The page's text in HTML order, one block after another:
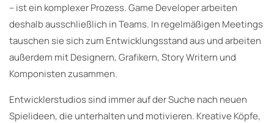
– ist ein komplexer Prozess. Game Developer arbeiten
deshalb ausschließlich in Teams. In regelmäßigen Meetings
tauschen sie sich zum Entwicklungsstand aus und arbeiten
außerdem mit Designern, Grafikern, Story Writern und
Komponisten zusammen.
Entwicklerstudios sind immer auf der Suche nach neuen
Spielideen, die unterhalten und motivieren. Kreative Köpfe,